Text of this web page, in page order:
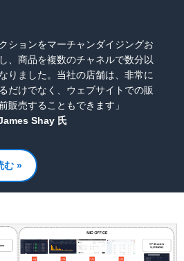
ションをマーチャンダイジングお
、商品を複数のチャネルで数分以
りました。当社の店舗は、非常に
だけでなく、ウェブサイトでの販
販売することもできます」
Shay 氏
む »